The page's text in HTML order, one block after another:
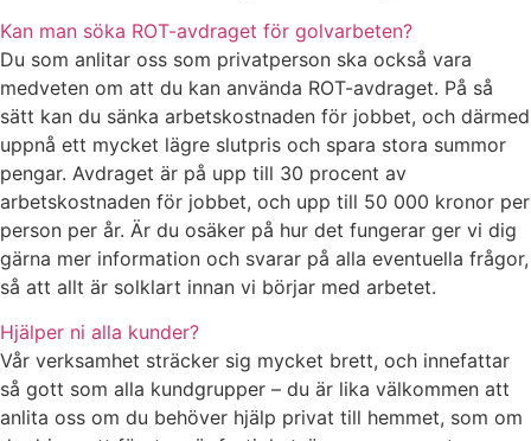
Kan man söka ROT-avdraget för golvarbeten?
Du som anlitar oss som privatperson ska också vara
medveten om att du kan använda ROT-avdraget. På så
sätt kan du sänka arbetskostnaden för jobbet, och därmed
uppnå ett mycket lägre slutpris och spara stora summor
pengar. Avdraget är på upp till 30 procent av
arbetskostnaden för jobbet, och upp till 50 000 kronor per
person per år. Är du osäker på hur det fungerar ger vi dig
gärna mer information och svarar på alla eventuella frågor,
så att allt är solklart innan vi börjar med arbetet.
Hjälper ni alla kunder?
Vår verksamhet sträcker sig mycket brett, och innefattar
så gott som alla kundgrupper – du är lika välkommen att
anlita oss om du behöver hjälp privat till hemmet, som om